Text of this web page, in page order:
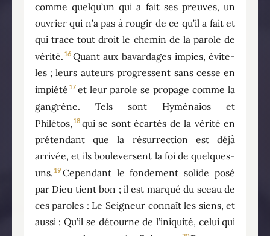
comme quelqu’un qui a fait ses preuves, un
ouvrier qui n’a pas à rougir de ce qu’il a fait et
qui trace tout droit le chemin de la parole de
vérité. 16 Quant aux bavardages impies, évite-
les ; leurs auteurs progressent sans cesse en
impiété 17 et leur parole se propage comme la
gangrène. Tels sont Hyménaios et
Philètos, 18 qui se sont écartés de la vérité en
prétendant que la résurrection est déjà
arrivée, et ils bouleversent la foi de quelques-
uns. 19 Cependant le fondement solide posé
par Dieu tient bon ; il est marqué du sceau de
ces paroles : Le Seigneur connaît les siens, et
aussi : Qu’il se détourne de l’iniquité, celui qui